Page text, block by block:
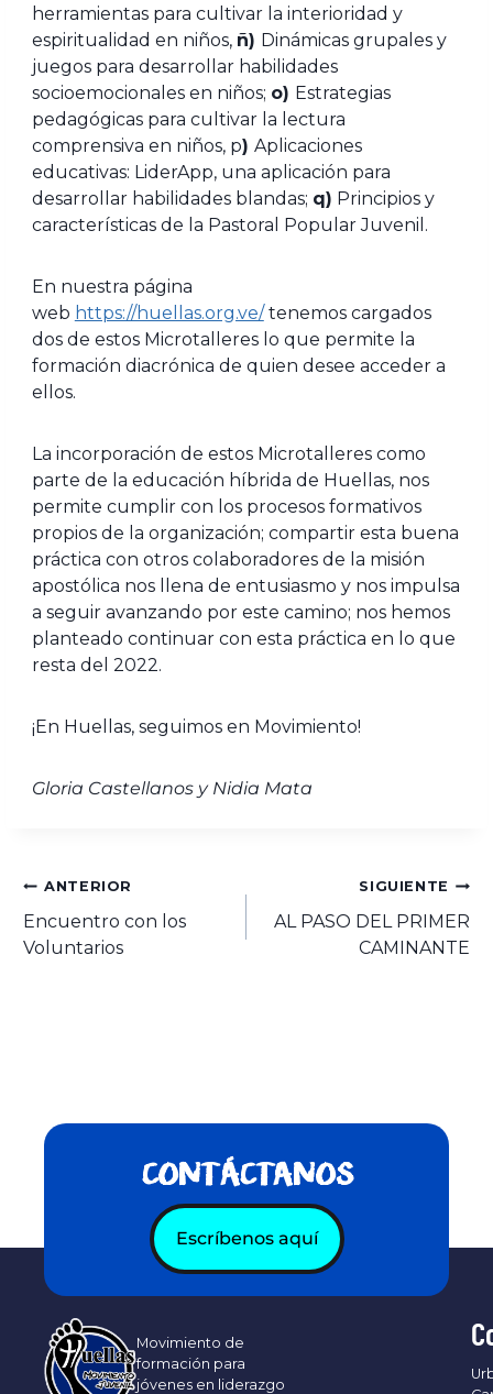
herramientas para cultivar la interioridad y
espiritualidad en niños, ñ) Dinámicas grupales y
juegos para desarrollar habilidades
socioemocionales en niños; o) Estrategias
pedagógicas para cultivar la lectura
comprensiva en niños, p) Aplicaciones
educativas: LiderApp, una aplicación para
desarrollar habilidades blandas; q) Principios y
características de la Pastoral Popular Juvenil.
En nuestra página
web https://huellas.org.ve/tenemos cargados
dos de estos Microtalleres lo que permite la
formación diacrónica de quien desee acceder a
ellos.
La incorporación de estos Microtalleres como
parte de la educación híbrida de Huellas, nos
permite cumplir con los procesos formativos
propios de la organización; compartir esta buena
práctica con otros colaboradores de la misión
apostólica nos llena de entusiasmo y nos impulsa
a seguir avanzando por este camino; nos hemos
planteado continuar con esta práctica en lo que
resta del 2022.
¡En Huellas, seguimos en Movimiento!
Gloria Castellanos y Nidia Mata
ANTERIOR
Encuentro con los
Voluntarios
SIGUIENTE
AL PASO DEL PRIMER
CAMINANTE
CONTÁCTANOS
Escríbenos aquí
Movimiento de
formación para
jóvenes en liderazgo